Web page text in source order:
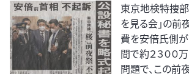
東京地検特捜部
を見る会」の前
費を安倍氏側
間で約２３００
問題で、この前